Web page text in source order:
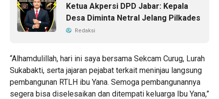
Ketua Akpersi DPD Jabar: Kepala
Desa Diminta Netral Jelang Pilkades
Redaksi
“Alhamdulillah, hari ini saya bersama Sekcam Curug, Lurah
Sukabakti, serta jajaran pejabat terkait meninjau langsung
pembangunan RTLH ibu Yana. Semoga pembangunannya
segera bisa diselesaikan dan ditempati keluarga Ibu Yana,”